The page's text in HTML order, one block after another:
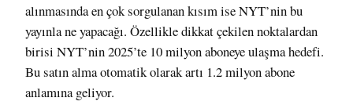
alınmasında en çok sorgulanan kısım ise NYT’ninbu
yayınla ne yapacağı. Özellikle dikkat çekilen noktalardan
birisi NYT’nin 2025’te 10 milyon aboneye ulaşma hedefi.
Bu satın alma otomatik olarak artı 1.2 milyon abone
anlamına geliyor.